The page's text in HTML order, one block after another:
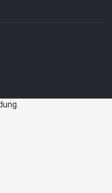
một máy quét LiDAR ở
LiDAR kết hợp chip